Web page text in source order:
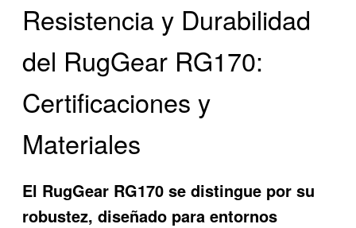
Resistencia y Durabilidad
del RugGear RG170:
Certificaciones y
Materiales
El RugGear RG170 se distingue por su
robustez, diseñado para entornos